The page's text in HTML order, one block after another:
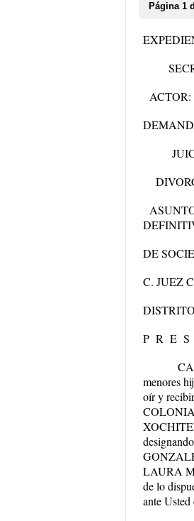
Página 1
JUICIO
DE
C. JUEZ
P R E
menores
oír y
LAURA
de lo
ante